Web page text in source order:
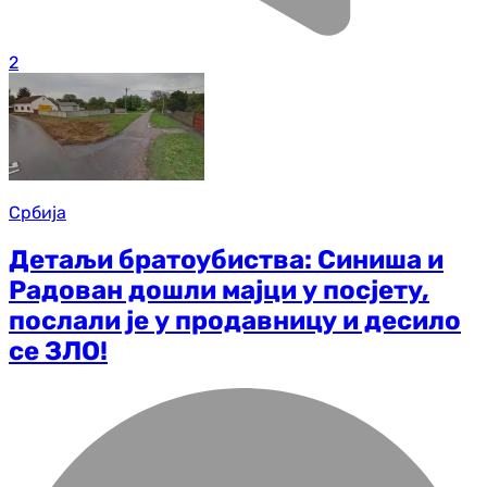
2
Србија
Детаљи братоубиства: Синиша и
Радован дошли мајци у посјету,
послали је у продавницу и десило
се ЗЛО!